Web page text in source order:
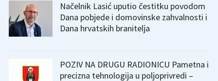
Načelnik Lasić uputio čestitku povodom
Dana pobjede i domovinske zahvalnosti i
Dana hrvatskih branitelja
POZIV NA DRUGU RADIONICU Pametna i
precizna tehnologija u poljoprivredi –